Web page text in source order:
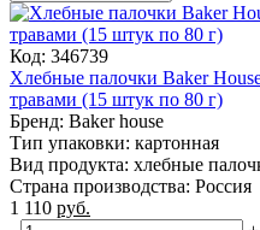
Код: 346739
Хлебные палочки Baker
травами (15 штук по 80 г)
Бренд: Baker house
Тип упаковки: картонная
Вид продукта: хлебные
Страна производства: Россия
1 110 руб.